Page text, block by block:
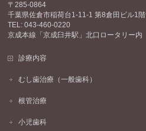
〒285-0864
千葉県佐倉市稲荷台1-11-1 第8倉田ビル1階
TEL: 043-460-0220
京成本線「京成臼井駅」北口ロータリー内
診療内容
むし歯治療（一般歯科）
根管治療
小児歯科